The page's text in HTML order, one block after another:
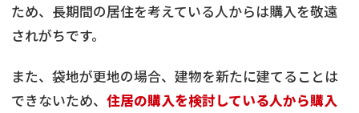
ため、長期間の居住を考えている人からは購入を敬遠
されがちです。
また、袋地が更地の場合、建物を新たに建てることは
できないため、 住居の購入を検討している人から購入